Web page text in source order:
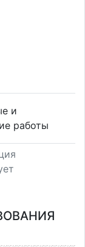
и
работы